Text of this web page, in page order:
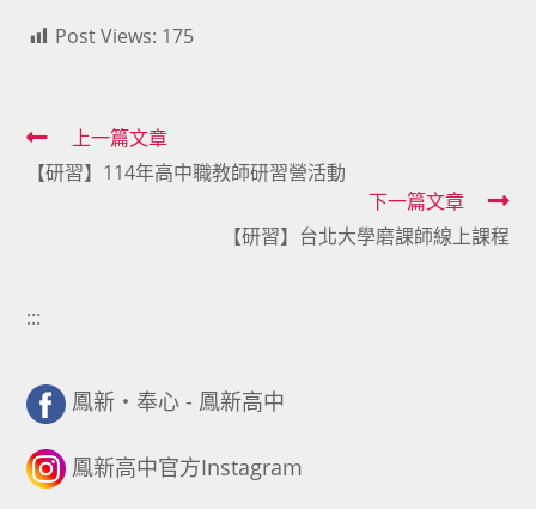
Post Views: 175
Read
more
上一篇文章
【研習】114年高中職教師研習營活動
下一篇文章
【研習】台北大學磨課師線上課程
:::
鳳新・奉心 - 鳳新高中
鳳新高中官方Instagram